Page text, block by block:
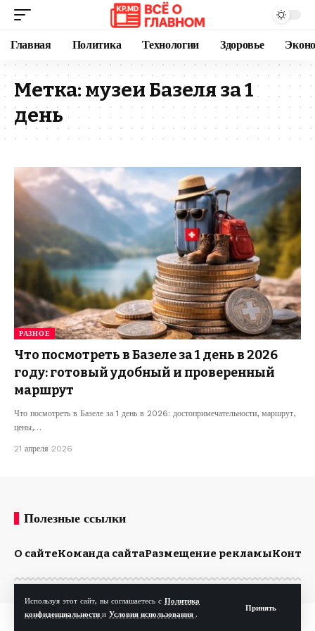
Используя этот сайт, вы соглашаетесь с Политика
конфиденциальности и Условия использования .
Принять
Главная Политика Технологии Здоровье
Метка: музеи Базеля за 1
день
РАЗНОЕ
Что посмотреть в Базеле за 1 день в 2026
году: готовый удобный и проверенный
маршрут
Что посмотреть в Базеле за 1 день в 2026: достопримечательности, маршрут,
цены,…
21 апреля 2026
Полезные ссылки
О сайтеКоманда сайтаРазмещение рекламы
© Kp.md. Все права защищены.